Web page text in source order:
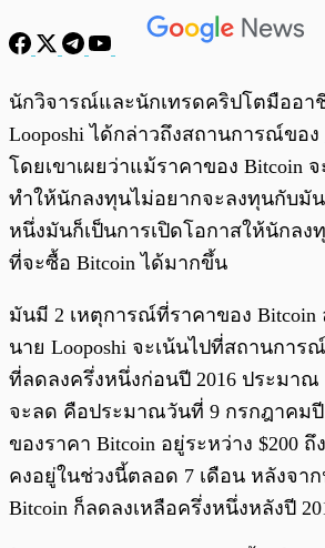
พร้อมเล่น
นักวิจารณ์และนักเทรดคริปโตมืออา
Looposhi ได้กล่าวถึงสถานการณ์ของ
โดยเขาเผยว่าแม้ราคาของ Bitcoin
ทำให้นักลงทุนไม่อยากจะลงทุนกับมั
หนึ่งมันก็เป็นการเปิดโอกาสให้นักลง
ที่จะซื้อ Bitcoin ได้มากขึ้น
มันมี 2 เหตุการณ์ที่ราคาของ Bitcoin
นาย Looposhi จะเน้นไปที่สถานการ
ที่ลดลงครึ่งหนึ่งก่อนปี 2016 ประมาณ
จะลด คือประมาณวันที่ 9 กรกฎาคมปี
ของราคา Bitcoin อยู่ระหว่าง $200 ถึ
คงอยู่ในช่วงนี้ตลอด 7 เดือน หลังจา
Bitcoin ก็ลดลงเหลือครึ่งหนึ่งหลังปี